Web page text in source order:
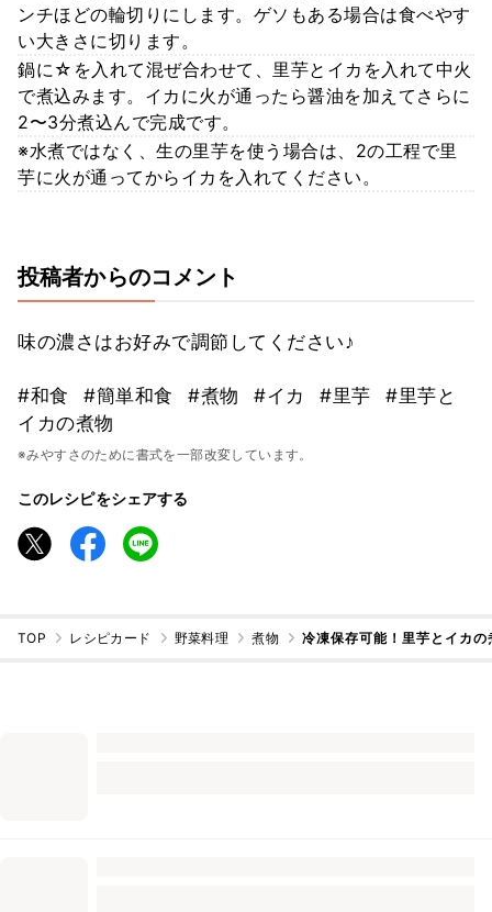
ンチほどの輪切りにします。ゲソもある場合は食べやす
い大きさに切ります。
鍋に☆を入れて混ぜ合わせて、里芋とイカを入れて中火
で煮込みます。イカに火が通ったら醤油を加えてさらに
2〜3分煮込んで完成です。
※水煮ではなく、生の里芋を使う場合は、2の工程で里
芋に火が通ってからイカを入れてください。
投稿者からのコメント
味の濃さはお好みで調節してください♪
#和食 #簡単和食 #煮物 #イカ #里芋
#里芋と
イカの煮物
※みやすさのために書式を一部改変しています。
このレシピをシェアする
TOP レシピカード 野菜料理 煮物 冷凍保存可能！里芋とイカの